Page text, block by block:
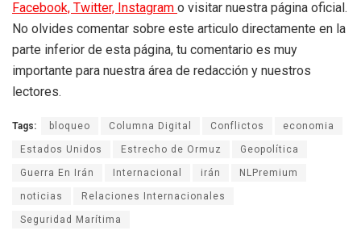
Facebook, Twitter, Instagram o visitar nuestra página oficial.
No olvides comentar sobre este articulo directamente en la
parte inferior de esta página, tu comentario es muy
importante para nuestra área de redacción y nuestros
lectores.
Tags: bloqueo Columna Digital Conflictos economia
Estados Unidos Estrecho de Ormuz Geopolítica
Guerra En Irán Internacional irán NLPremium
noticias Relaciones Internacionales
Seguridad Marítima